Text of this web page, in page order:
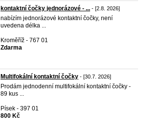
kontaktní čočky jednorázové - ... - [2.8. 2026]
nabízím jednorázové kontaktní čočky, není
uvedena délka ...
Kroměříž - 767 01
Zdarma
Multifokální kontaktní čočky - [30.7. 2026]
Prodám jednodenní multifokální kontaktní čočky -
89 kus ...
Písek - 397 01
800 Kč